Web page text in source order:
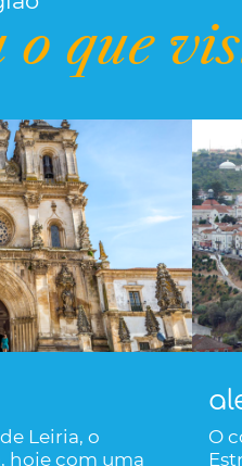
o que
Leiria, o
hoje com uma
O